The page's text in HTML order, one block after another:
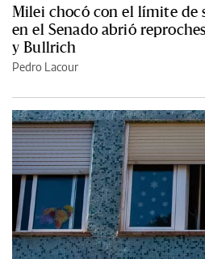
Milei chocó con el límite de
en el Senado abrió
y Bullrich
Pedro Lacour